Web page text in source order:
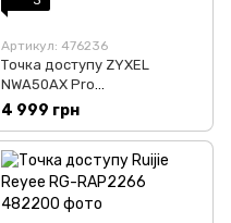
Артикул: 476236
Точка доступу ZYXEL
NWA50AX Pro
(NWA50AXPRO-EU0102F)
4 999 грн